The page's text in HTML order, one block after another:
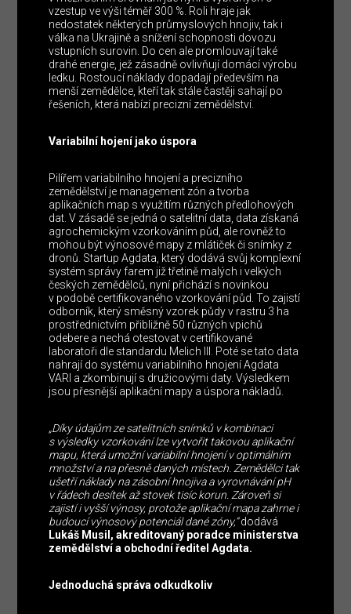
vzestup ve výši téměř 300 %. Roli hraje jak
nedostatek některých průmyslových hnojiv, tak i
válka na Ukrajině a snížení schopnosti dovozu
vstupních surovin. Do cen ale promlouvají také
drahé energie, jež zásadně ovlivňují domácí výrobu
ledku. Rostoucí náklady dopadají především na
menší zemědělce, kteří tak stále častěji sahají po
řešeních, která nabízí precizní zemědělství.
Variabilní hojení jako úspora
Pilířem variabilního hnojení a precizního
zemědělství je management zón a tvorba
aplikačních map s využitím různých předlohových
dat. V zásadě se jedná o satelitní data, data získaná
agrochemickým vzorkováním půd, ale rovněž to
mohou být výnosové mapy z mlátiček či snímky z
dronů. Startup Agdata, který dodává svůj komplexní
systém správy farem již třetině malých i velkých
českých zemědělců, nyní přichází s novinkou
v podobě certifikovaného vzorkování půd. To zajistí
odborník, který směsný vzorek půdy v rastru 3 ha
prostřednictvím přibližně 50 různých vpichů
odebere a nechá otestovat v certifikované
laboratoři dle standardu Melich III. Poté se tato data
nahrají do systému variabilního hnojení Agdata
VARI a zkombinují s družicovými daty. Výsledkem
jsou přesnější aplikační mapy a úspora nákladů.
„Díky údajům ze satelitních snímků v kombinaci
s výsledky vzorkování lze vytvořit takovou aplikační
mapu, která umožní variabilní hnojení v optimálním
množství a na přesně daných místech. Zemědělci tak
ušetří náklady na zásobní hnojiva a vyrovnávání pH
v řádech desítek až stovek tisíc korun. Zároveň si
zajistí i vyšší výnosy, protože aplikační mapa zahrne i
budoucí výnosový potenciál dané zóny,“dodává
Lukáš Musil, akreditovaný poradce ministerstva
zemědělství a obchodní ředitel Agdata.
Jednoduchá správa odkudkoliv